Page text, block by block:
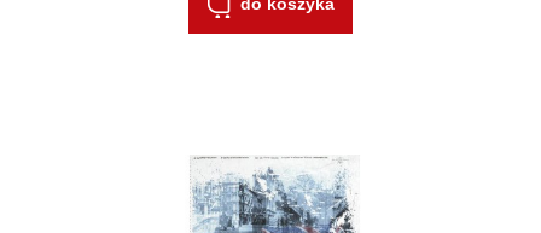
do koszyka